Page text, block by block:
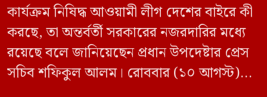
কার্যক্রম নিষিদ্ধ আওয়ামী লীগ দেশের বাইরে কী
করছে, তা অন্তর্বর্তী সরকারের নজরদারির মধ্যে
রয়েছে বলে জানিয়েছেন প্রধান উপদেষ্টার প্রেস
সচিব শফিকুল আলম। রোববার (১০ আগস্ট)